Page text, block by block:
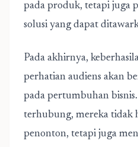
pada produk, tetapi juga
solusi yang dapat
Pada akhirnya,
perhatian audiens akan
pada pertumbuhan
terhubung, mereka tidak
penonton, tetapi juga